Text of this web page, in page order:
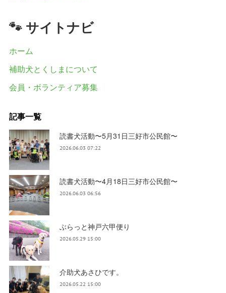
🐾 サイトナビ
ホーム
補助犬とくしまについて
会員・ボランティア募集
記事一覧
読書犬活動〜5月31日三好市公民館〜
2026.06.03 07:22
読書犬活動〜4月18日三好市公民館〜
2026.06.03 06:56
ぶらっと神戸六甲便り
2026.05.29 15:00
介助犬あさひです。
2026.05.22 15:00